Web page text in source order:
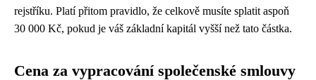
rejstříku. Platí přitom pravidlo, že celkově musíte splatit aspoň
30 000 Kč, pokud je váš základní kapitál vyšší než tato částka.
Cena za vypracování společenské smlouvy